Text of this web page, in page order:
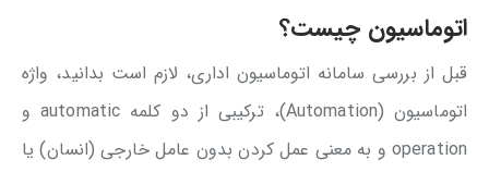
اتوماسیون چیست؟
قبل از بررسی سامانه اتوماسیون اداری، لازم است بدانید، واژه
اتوماسیون (Automation)، ترکیبی از دو کلمه automatic و
operation و به معنی عمل کردن بدون عامل خارجی (انسان) یا